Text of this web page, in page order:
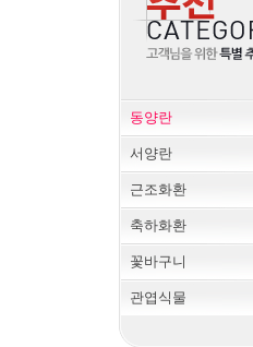
동양란
서양란
근조화환
축하화환
꽃바구니
관엽식물